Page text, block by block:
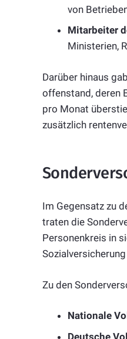
von
Mitarbeiter
Ministerien,
Darüber hinaus
offenstand, deren
pro Monat
zusätzlich
Im Gegensatz zu
traten die
Personenkreis in
Zu den
Nationale
Deutsche